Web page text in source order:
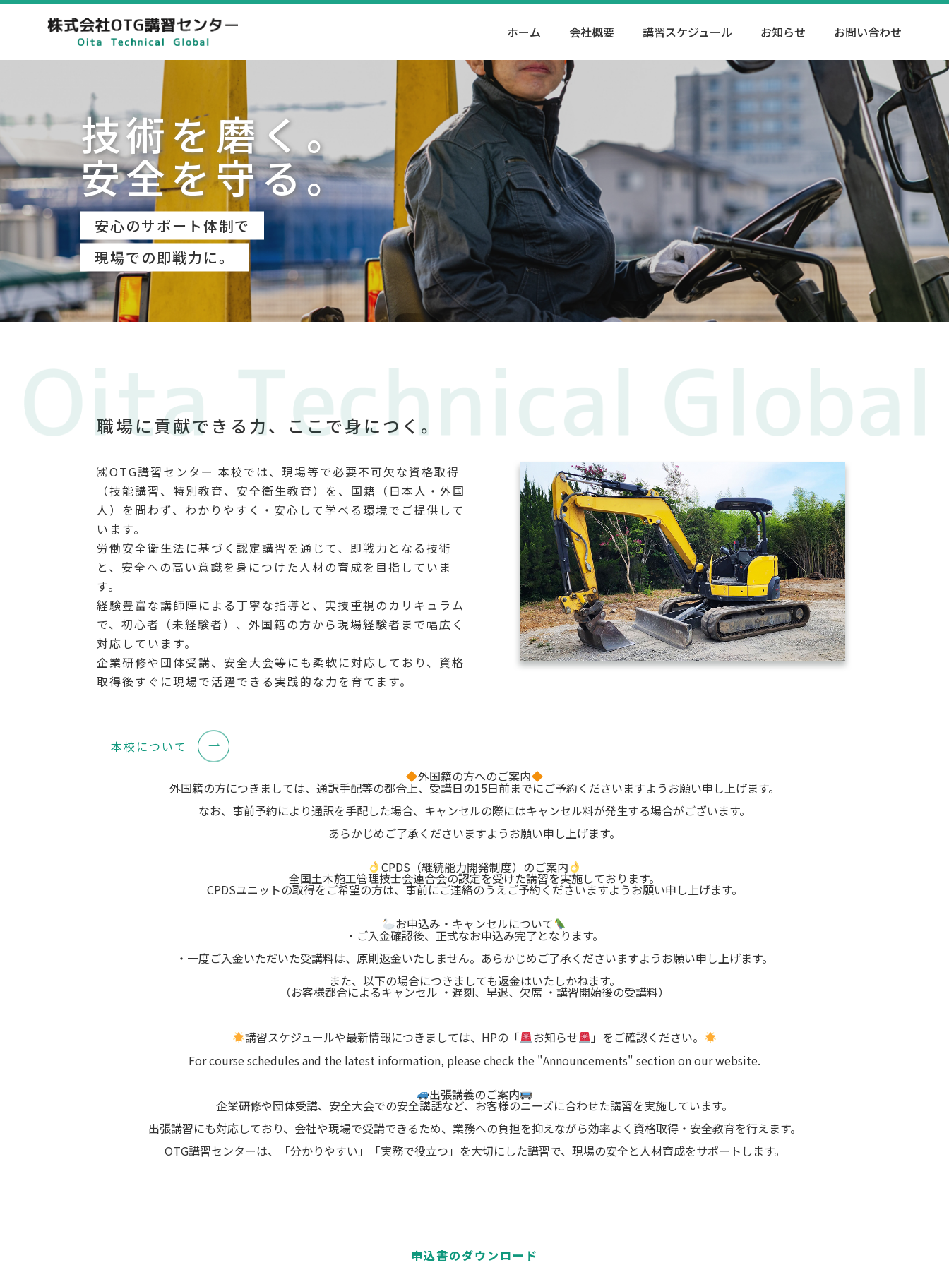
ホーム 会社概要 講習スケジュール お知らせ お問い合わせ
技術を磨く。
安全を守る。
安心のサポート体制で
現場での即戦力に。
職場に貢献できる力、 ここで身につく。
㈱OTG講習センター 本校では、現場等で必要不可欠な資格取得
（技能講習、特別教育、安全衛生教育）を、国籍（日本人・外国
人）を問わず、わかりやすく・安心して学べる環境でご提供して
います。
労働安全衛生法に基づく認定講習を通じて、即戦力となる技術
と、安全への高い意識を身につけた人材の育成を目指していま
す。
経験豊富な講師陣による丁寧な指導と、実技重視のカリキュラム
で、初心者（未経験者）、外国籍の方から現場経験者まで幅広く
対応しています。
企業研修や団体受講、安全大会等にも柔軟に対応しており、資格
取得後すぐに現場で活躍できる実践的な力を育てます。
本校について
外国籍の方へのご案内
外国籍の方につきましては、通訳手配等の都合上、受講日の15日前までにご予約くださいますようお願い申し上げます。
なお、事前予約により通訳を手配した場合、キャンセルの際にはキャンセル料が発生する場合がございます。
あらかじめご了承くださいますようお願い申し上げます。
CPDS（継続能力開発制度）のご案内
全国土木施工管理技士会連合会の認定を受けた講習を実施しております。
CPDSユニットの取得をご希望の方は、事前にご連絡のうえご予約くださいますようお願い申し上げます。
お申込み・キャンセルについて
・ご入金確認後、正式なお申込み完了となります。
・一度ご入金いただいた受講料は、原則返金いたしません。あらかじめご了承くださいますようお願い申し上げます。
また、以下の場合につきましても返金はいたしかねます。
（お客様都合によるキャンセル ・遅刻、早退、欠席 ・講習開始後の受講料）
講習スケジュールや最新情報につきましては、HPの「 お知らせ
」をご確認ください。
For course schedules and the latest information, please check the "Announcements" section on our website.
出張講義のご案内
企業研修や団体受講、安全大会での安全講話など、お客様のニーズに合わせた講習を実施しています。
出張講習にも対応しており、会社や現場で受講できるため、業務への負担を抑えながら効率よく資格取得・安全教育を行えます。
OTG講習センターは、「分かりやすい」「実務で役立つ」を大切にした講習で、現場の安全と人材育成をサポートします。
申込書のダウンロード